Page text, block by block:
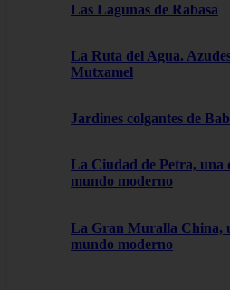
Las Lagunas de Rabasa
La Ruta del Agua.
Mutxamel
Jardines colgantes de
La Ciudad de Petra, una
mundo moderno
La Gran Muralla China,
mundo moderno